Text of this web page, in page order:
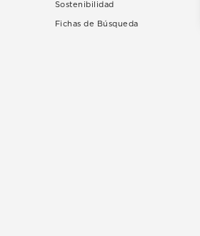
Sostenibilidad
Fichas de Búsqueda